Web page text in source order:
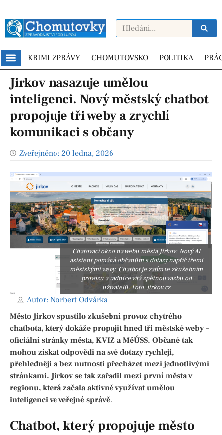
KRIMI ZPRÁVY CHOMUTOVSKO POLITIKA
Jirkov nasazuje umělou
inteligenci. Nový městský chatbot
propojuje tři weby a zrychlí
komunikaci s občany
Zveřejněno: 20 ledna, 2026
Chatovací okno na webu města Jirkov: Nový AI
asistent pomáhá občanům s dotazy napříč třemi
městskými weby. Chatbot je zatím ve zkušebním
provozu a radnice vítá zpětnou vazbu od
uživatelů. Foto: jirkov.cz
Autor: Norbert Odvárka
Město Jirkov spustilo zkušební provoz chytrého
chatbota, který dokáže propojit hned tři městské weby –
oficiální stránky města, KVIZ a MěÚSS. Občané tak
mohou získat odpovědi na své dotazy rychleji,
přehledněji a bez nutnosti přecházet mezi jednotlivými
stránkami. Jirkov se tak zařadil mezi první města v
regionu, která začala aktivně využívat umělou
inteligenci ve veřejné správě.
Chatbot, který propojuje město